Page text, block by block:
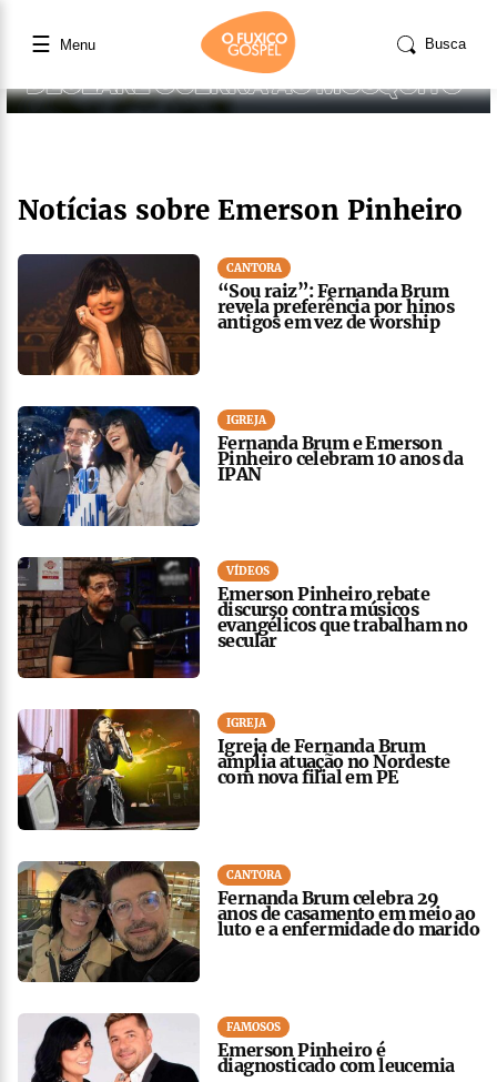
☰ Menu Busca
Notícias sobre Emerson Pinheiro
CANTORA
“Sou raiz”: Fernanda Brum
revela preferência por hinos
antigos em vez de worship
IGREJA
Fernanda Brum e Emerson
Pinheiro celebram 10 anos da
IPAN
VÍDEOS
Emerson Pinheiro rebate
discurso contra músicos
evangélicos que trabalham no
secular
IGREJA
Igreja de Fernanda Brum
amplia atuação no Nordeste
com nova filial em PE
CANTORA
Fernanda Brum celebra 29
anos de casamento em meio ao
luto e a enfermidade do marido
FAMOSOS
Emerson Pinheiro é
diagnosticado com leucemia